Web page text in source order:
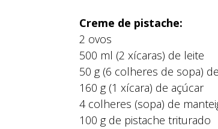
Creme de pistache:
2 ovos
500 ml (2 xícaras) de leite
50 g (6 colheres de sopa)
160 g (1 xícara) de açúcar
4 colheres (sopa) de
100 g de pistache triturado